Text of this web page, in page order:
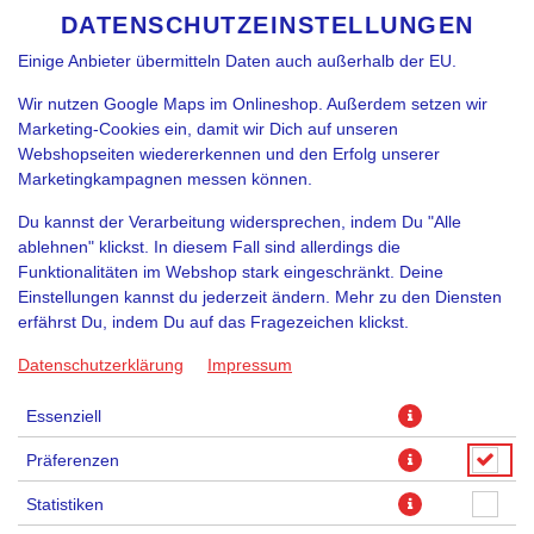
DE
SPRACHE ÄNDERN
DETROIT SUGO DIP (VEGAN)
DATENSCHUTZEINSTELLUNGEN
Diensteanbieter zur Weiterverarbeitung weitergegeben werden.
Einige Anbieter übermitteln Daten auch außerhalb der EU.
Wir nutzen Google Maps im Onlineshop. Außerdem setzen wir
Marketing-Cookies ein, damit wir Dich auf unseren
Webshopseiten wiedererkennen und den Erfolg unserer
Marketingkampagnen messen können.
Du kannst der Verarbeitung widersprechen, indem Du "Alle
ablehnen" klickst. In diesem Fall sind allerdings die
Funktionalitäten im Webshop stark eingeschränkt. Deine
Einstellungen kannst du jederzeit ändern. Mehr zu den Diensten
erfährst Du, indem Du auf das Fragezeichen klickst.
Datenschutzerklärung Impressum
Essenziell
Präferenzen
Statistiken